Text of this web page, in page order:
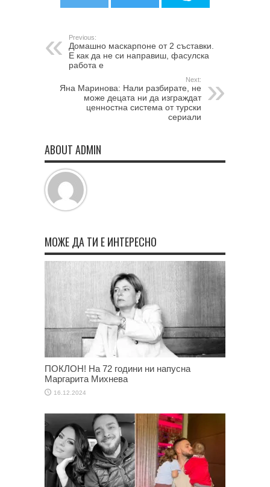
Previous:
Домашно маскарпоне от 2 съставки.
Е как да не си направиш, фасулска
работа е
Next:
Яна Маринова: Нали разбирате, не
може децата ни да изграждат
ценностна система от турски
сериали
ABOUT ADMIN
МОЖЕ ДА ТИ Е ИНТЕРЕСНО
ПОКЛОН! На 72 години ни напусна
Маргарита Михнева
16.12.2024